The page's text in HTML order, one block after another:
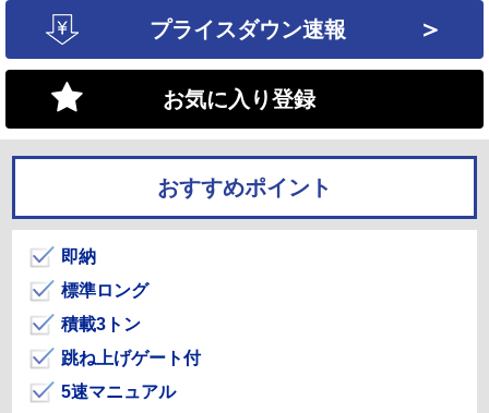
プライスダウン速報 ＞
お気に入り登録
おすすめポイント
即納
標準ロング
積載3トン
跳ね上げゲート付
5速マニュアル